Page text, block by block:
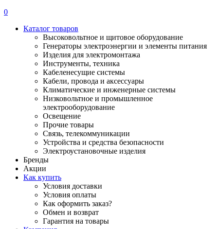
0
Каталог товаров
Высоковольтное и щитовое оборудование
Генераторы электроэнергии и элементы питания
Изделия для электромонтажа
Инструменты, техника
Кабеленесущие системы
Кабели, провода и аксессуары
Климатические и инженерные системы
Низковольтное и промышленное
электрооборудование
Освещение
Прочие товары
Связь, телекоммуникации
Устройства и средства безопасности
Электроустановочные изделия
Бренды
Акции
Как купить
Условия доставки
Условия оплаты
Как оформить заказ?
Обмен и возврат
Гарантия на товары